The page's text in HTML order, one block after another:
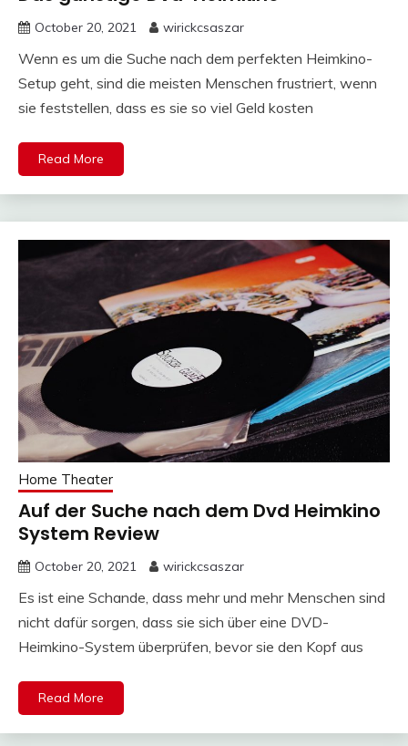
October 20, 2021 wirickcsaszar
Wenn es um die Suche nach dem perfekten Heimkino-
Setup geht, sind die meisten Menschen frustriert, wenn
sie feststellen, dass es sie so viel Geld kosten
Read More
Home Theater
Auf der Suche nach dem Dvd Heimkino
System Review
October 20, 2021 wirickcsaszar
Es ist eine Schande, dass mehr und mehr Menschen sind
nicht dafür sorgen, dass sie sich über eine DVD-
Heimkino-System überprüfen, bevor sie den Kopf aus
Read More